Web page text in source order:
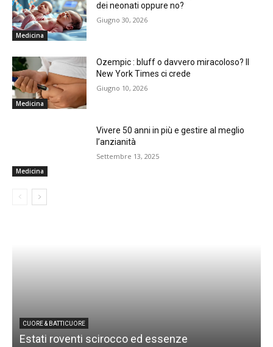
Medicina
dei neonati oppure no?
Giugno 30, 2026
Medicina
Ozempic : bluff o davvero miracoloso? Il
New York Times ci crede
Giugno 10, 2026
Medicina
Vivere 50 anni in più e gestire al meglio
l’anzianità
Settembre 13, 2025
CUORE & BATTICUORE
Estati roventi scirocco ed essenze